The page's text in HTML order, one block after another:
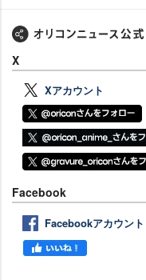
X
Xアカウント
Facebook
Facebookアカウント